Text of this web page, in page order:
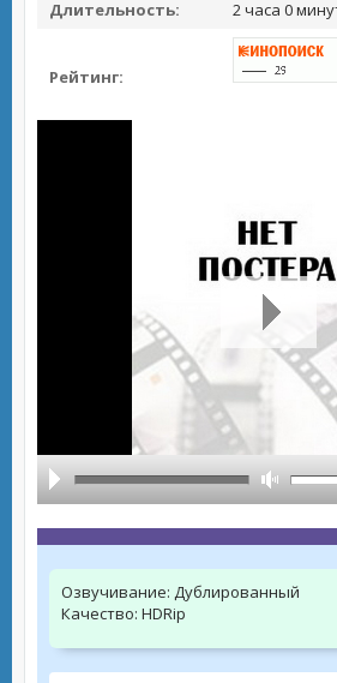
Длительность:
2 часа 0
Рейтинг:
Озвучивание: Дублированный
Качество: HDRip